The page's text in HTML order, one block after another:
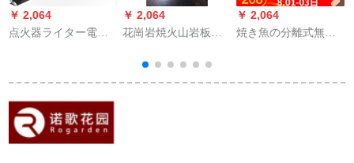
￥ 2,064
点火器ライター電子
て、石炭ストーブに
火をつける。家庭用
天然ガスストーブに
ろうそくを点けて、
￥ 2,064
花崗岩焼火山岩板焼
テーキバーベキュー
プレートホテル石食
￥ 2,064
焼き魚の分離式無粘
パン焼き肉家庭用紙